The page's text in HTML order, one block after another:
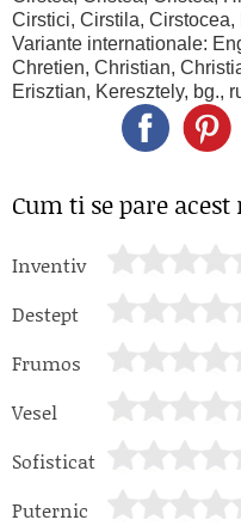
Cirstici, Cirstila,
Variante internationale:
Chretien, Christian,
Erisztian, Keresztely, bg.,
Cum ti se pare
Inventiv
Destept
Frumos
Vesel
Sofisticat
Puternic